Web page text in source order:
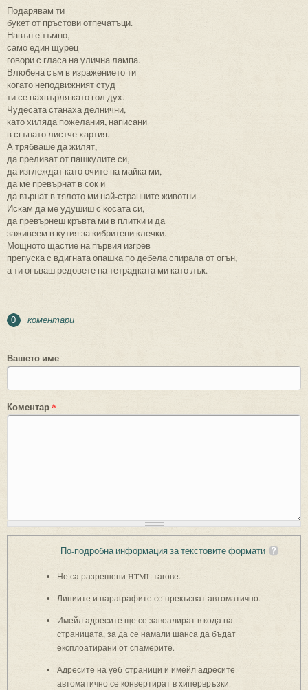
Подарявам ти
букет от пръстови отпечатъци.
Навън е тъмно,
само един щурец
говори с гласа на улична лампа.
Влюбена съм в изражението ти
когато неподвижният студ
ти се нахвърля като гол дух.
Чудесата станаха делнични,
като хиляда пожелания, написани
в сгънато листче хартия.
А трябваше да жилят,
да преливат от пашкулите си,
да изглеждат като очите на майка ми,
да ме превърнат в сок и
да върнат в тялото ми най-странните животни.
Искам да ме удушиш с косата си,
да превърнеш кръвта ми в плитки и да
заживеем в кутия за кибритени клечки.
Мощното щастие на първия изгрев
препуска с вдигната опашка по дебела спирала от огън,
а ти огъваш редовете на тетрадката ми като лък.
0 коментари
Вашето име
Коментар*
По-подробна информация за текстовите формати
Не са разрешени HTML тагове.
Линиите и параграфите се прекъсват автоматично.
Имейл адресите ще се завоалират в кода на
страницата, за да се намали шанса да бъдат
експлоатирани от спамерите.
Адресите на уеб-страници и имейл адресите
автоматично се конвертират в хипервръзки.